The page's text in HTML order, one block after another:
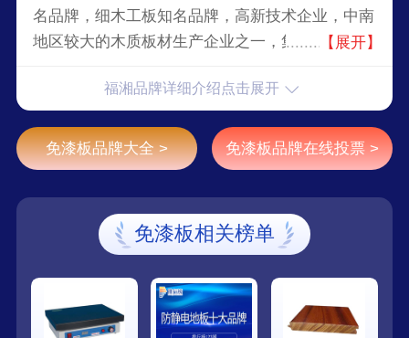
名品牌，细木工板知名品牌，高新技术企业，中南
地区较大的木质板材生产企业之一，集科研、生
【展开】
福湘品牌详细介绍点击展开
免漆板品牌大全 > 免漆板品牌在线投票 >
免漆板相关榜单